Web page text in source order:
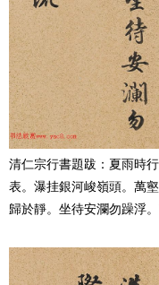
清仁宗行書題跋：夏雨時
表。瀑挂銀河峻嶺頭。萬
歸於靜。坐待安瀾勿躁浮。